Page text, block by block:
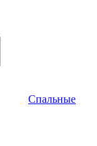
Спальные